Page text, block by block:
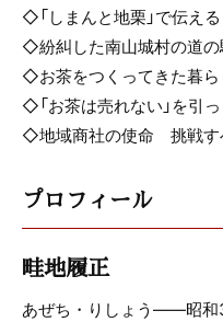
◇「しまんと地栗」で伝え
◇紛糾した南山城村の道の
◇お茶をつくってきた暮ら
◇「お茶は売れない」を引
◇地域商社の使命 挑戦す
プロフィール
畦地履正
あぜち・りしょう――昭和